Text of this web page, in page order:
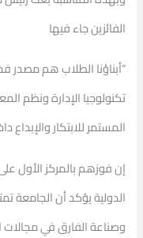
الفائزين جاء فيها
“أبناؤنا الطلاب هم مصدر
تكنولوجيا الإدارة ونظم
المستمر للابتكار
إن فوزهم بالمركز الأول
الدولية يؤكد أن الجامعة
وصناعة الفارق في مجالات